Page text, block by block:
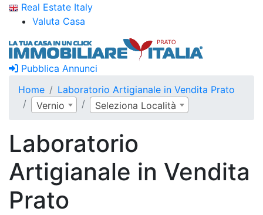
Real Estate Italy
Valuta Casa
Pubblica Annunci
Home
Laboratorio Artigianale in Vendita Prato
Vernio
Seleziona Località
Laboratorio
Artigianale in Vendita
Prato